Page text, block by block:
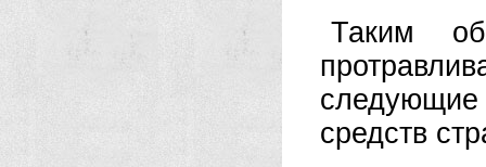
Таким
средств